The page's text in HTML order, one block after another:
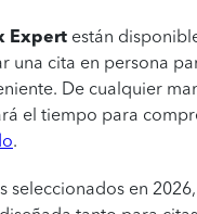
Expert están
una cita en persona
De cualquier
el tiempo para
.
seleccionados en 2026,